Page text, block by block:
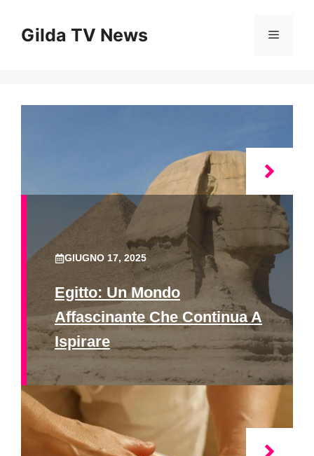
contenuto
Gilda TV News Menu
GIUGNO 17, 2025
Egitto: Un Mondo
Affascinante Che Continua A
Ispirare